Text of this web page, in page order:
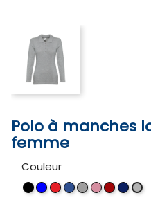
Polo à manches
femme
Couleur
NoirBleuRouge
BleuGrisRose BleuGris